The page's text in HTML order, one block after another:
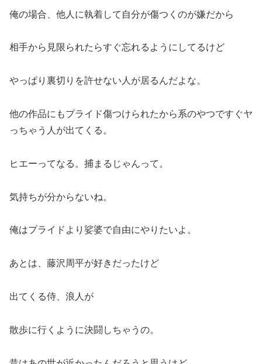
俺の場合、他人に執着して自分が傷つくのが嫌だから
相手から見限られたらすぐ忘れるようにしてるけど
やっぱり裏切りを許せない人が居るんだよな。
他の作品にもプライド傷つけられたから系のやつですぐヤ
っちゃう人が出てくる。
ヒエーってなる。捕まるじゃんって。
気持ちが分からないね。
俺はプライドより娑婆で自由にやりたいよ。
あとは、藤沢周平が好きだったけど
出てくる侍、浪人が
散歩に行くように決闘しちゃうの。